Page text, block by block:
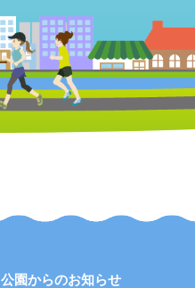
公園からのお知らせ